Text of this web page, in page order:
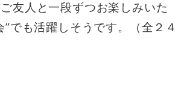
友人と一段ずつお楽しみいた
でも活躍しそうです。（全２４